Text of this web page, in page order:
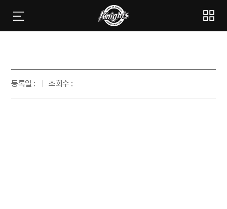
등록일 : 조회수 :